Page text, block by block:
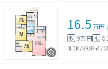
16.5 万円
敷 9万円礼
3LDK/69.89㎡ / 1